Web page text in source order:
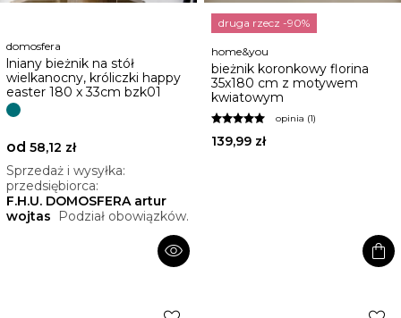
domosfera
lniany bieżnik na stół
wielkanocny, króliczki happy
easter 180 x 33cm bzk01
od 58,12 zł
Sprzedaż i wysyłka:
przedsiębiorca:
F.H.U. DOMOSFERA artur
wojtas
Podział obowiązków.
visibility
druga rzecz -90%
home&you
bieżnik koronkowy florina
35x180 cm z motywem
kwiatowym
opinia (1)
139,99 zł
shopping_bag